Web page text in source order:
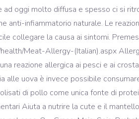
sintomi di prurito incontrollabile circa 30 minuti dopo lo sforzo. Egualmente non hanno cronologia dell'allergia seguire l'ingestione del tacchino, del pollo o del pesce. Tra le intolleranze alimentari più comuni, oltre alla celiachia e al lattosio, quella all’uovo è tra le più popolari. Questo è chiamato sindrome uovo-uovo. Se il gatto ha una sospetta allergia (i sintomi devono essere visti dal veterinario, in ogni caso) si può procedere per prima cosa con gli esami per le allergie alimentari, come suggerito dal vostro veterinario, quindi (cosa più facile se il test fornisce una positività, meno facile se non la fornisce) si procede … D’altronde chi non pensa al riso (di solito in bianco) come al “rimedio della nonna” per tutti i mali che vi vengono in mente? Vedrai comparire delle macchie rosse sulla tua pelle e avvertirai prurito. Zuppe - La cucina Italiana. I sintomi possono essere diversi, ma i sintomi più caratteristici sono i seguenti: varie eruzioni cutanee pruriginose; violazioni gastrointestinali - nausea, vomito, diarrea; starnuti e congestione nasale; lacrimazione; tosse; gonfiore e arrossamento della … Reazioni allergiche tardive. In Cucina Senza Intolleranze Al Nichel. Le intolleranze alimentari negli animali … Salute. Allergia nei cani - Sintomi, cause e rimedi. Anche il rossore non è escluso, ma spesso si verifica dopo la procedura. La maggior parte dei sintomi per allergia alimentare compare entro due ore dall'ingestione; spesso sono sufficienti in pochi minuti o addirittura secondi. Guarire Le Infezioni Da Candida. Condividi in: AnimalPedia; Salute; Altri problemi di salute; Allergia nei cani - Sintomi, cause e … Se avete un'allergia al cocomero, mangiare la frutta può causare la gola e la bocca a gonfiarsi e prurito. Fiori Zucca. Intolleranza o allergia? In casi estremi, l’ingestione o persino il contatto con una piccola quantità di allergene può causare : reazioni cutanee, come orticaria, gonfiore e prurito; anafilassi , inclusa difficoltà a … Esiste un allergia o intolleranza al pollo? La lingua può anche gonfiarsi in risposta agli allergeni. Per saperne di più sulle allergie cipolla compresi i sintomi, cause, diagnosi e trattamento. I principali sintomi di allergia all'acido ialuronico possono essere facilmente confusi con un periodo "procedurale". In linea di massima, nei soggetti che manifestano intolleranza al lievito non è